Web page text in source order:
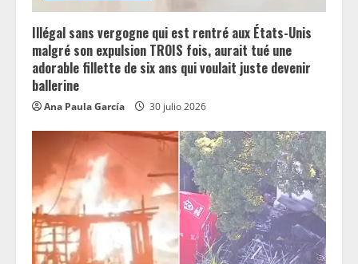
Illégal sans vergogne qui est rentré aux États-Unis
malgré son expulsion TROIS fois, aurait tué une
adorable fillette de six ans qui voulait juste devenir
ballerine
Ana Paula García 30 julio 2026